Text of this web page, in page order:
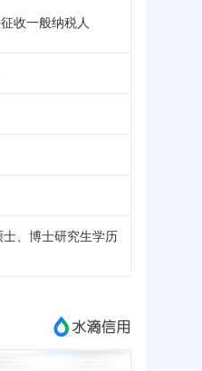
收一般纳税人
、博士研究生学历